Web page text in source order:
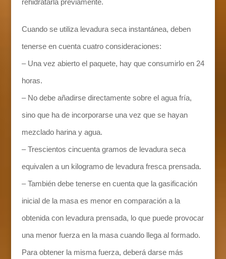
rehidratarla previamente.
Cuando se utiliza levadura seca instantánea, deben
tenerse en cuenta cuatro consideraciones:
– Una vez abierto el paquete, hay que consumirlo en 24
horas.
– No debe añadirse directamente sobre el agua fría,
sino que ha de incorporarse una vez que se hayan
mezclado harina y agua.
– Trescientos cincuenta gramos de levadura seca
equivalen a un kilogramo de levadura fresca prensada.
– También debe tenerse en cuenta que la gasificación
inicial de la masa es menor en comparación a la
obtenida con levadura prensada, lo que puede provocar
una menor fuerza en la masa cuando llega al formado.
Para obtener la misma fuerza, deberá darse más